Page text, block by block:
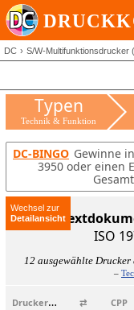
DC S/W-Multifunktionsdrucker
Typen
Technik & Funktion
DC-BINGO Gewinne
3950 oder einen
Wechsel zur
ISO-
ISO
12 ausgewählte
–
D
ruckername ⇄ CPP